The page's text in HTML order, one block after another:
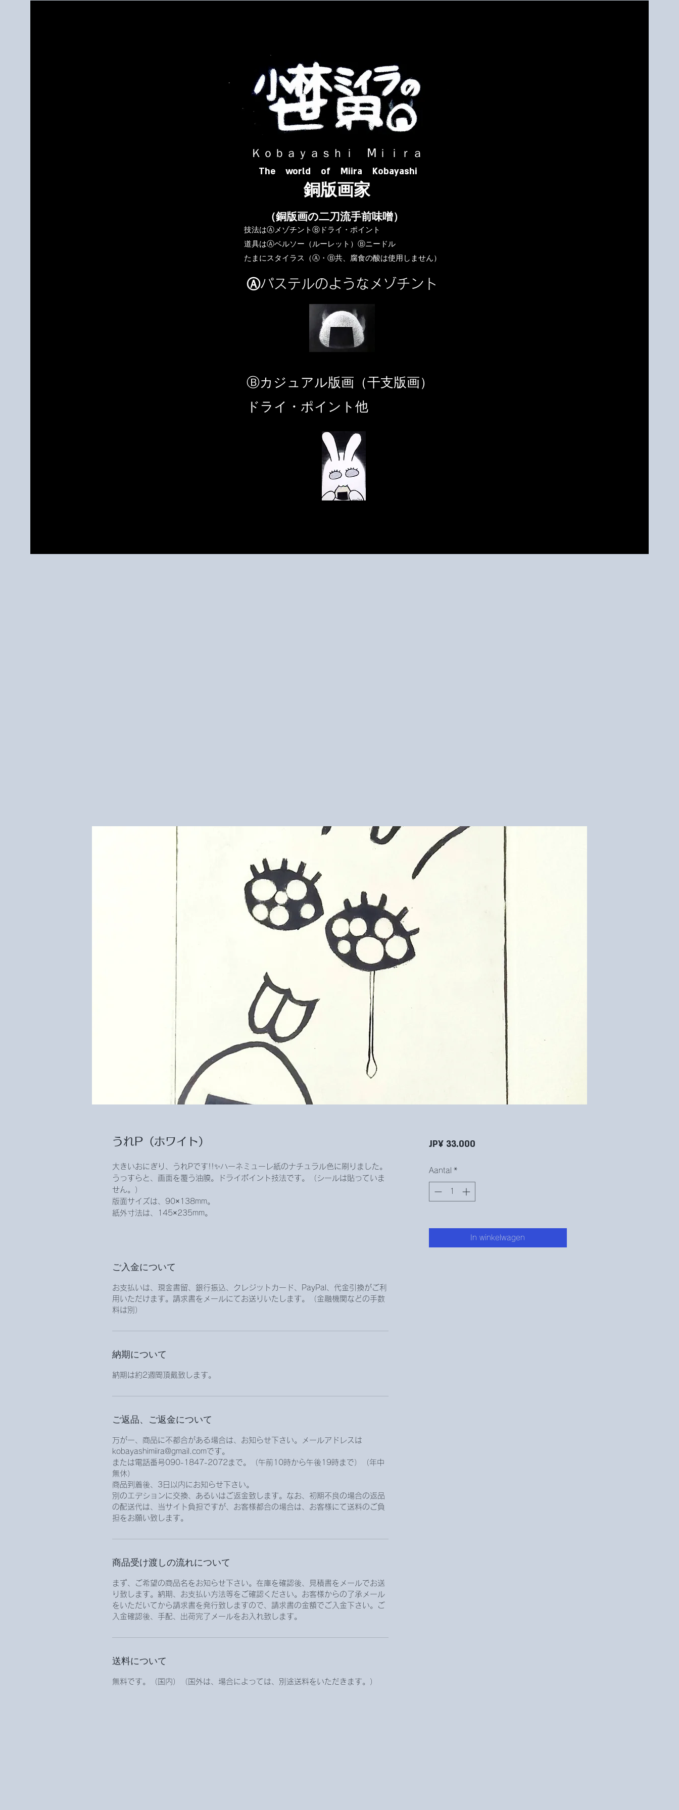
​ Ｋｏｂａｙａｓｈｉ Ⅿｉｉｒａ​
The world of Miira Kobayashi
​銅版画家
​（銅版画の二刀流手前味噌）
​技法はⒶメゾチントⒷドライ・ポイント
道具はⒶベルソー（ルーレット）Ⓑニードル
​たまにスタイラス（Ⓐ・Ⓑ共、腐食の酸は使用しません）
Ⓐパステルのようなメゾチント
​Ⓑカジュアル版画（干支版画）
ドライ・ポイント他
うれP（ホワイト）
大きいおにぎり、うれPです!!✨ハーネミューレ紙のナチュラル色に刷りました。
うっすらと、画面を覆う油膜。ドライポイント技法です。（シールは貼っていま
せん。）
版面サイズは、90×138mm。
紙外寸法は、145×235mm。
ご入金について
お支払いは、現金書留、銀行振込、クレジットカード、PayPal、代金引換がご利
用いただけます。請求書をメールにてお送りいたします。（金融機関などの手数
料は別）
納期について
納期は約2週間頂戴致します。
ご返品、ご返金について
万が一、商品に不都合がある場合は、お知らせ下さい。メールアドレスは
kobayashimiira@gmail.comです。
または電話番号090-1847-2072まで。（午前10時から午後19時まで）（年中
無休）
商品到着後、3日以内にお知らせ下さい。
別のエデションに交換、あるいはご返金致します。なお、初期不良の場合の返品
の配送代は、当サイト負担ですが、お客様都合の場合は、お客様にて送料のご負
担をお願い致します。
商品受け渡しの流れについて
まず、ご希望の商品名をお知らせ下さい。在庫を確認後、見積書をメールでお送
り致します。納期、お支払い方法等をご確認ください。お客様からの了承メール
をいただいてから請求書を発行致しますので、請求書の金額でご入金下さい。ご
入金確認後、手配、出荷完了メールをお入れ致します。
送料について
無料です。（国内）（国外は、場合によっては、別途送料をいただきます。）
JP¥ 33.000Prijs
Aantal *
In winkelwagen